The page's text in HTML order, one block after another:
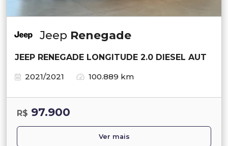
Jeep Renegade
JEEP RENEGADE LONGITUDE 2.0 DIESEL AUT
2021/2021
100.889 km
R$ 97.900
Ver mais